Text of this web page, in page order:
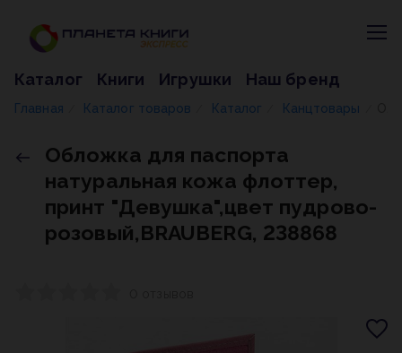
Каталог Книги Игрушки Наш бренд
Главная Каталог товаров Каталог Канцтовары
Обложка для паспорта
натуральная кожа флоттер,
принт "Девушка",цвет пудрово-
розовый,BRAUBERG, 238868